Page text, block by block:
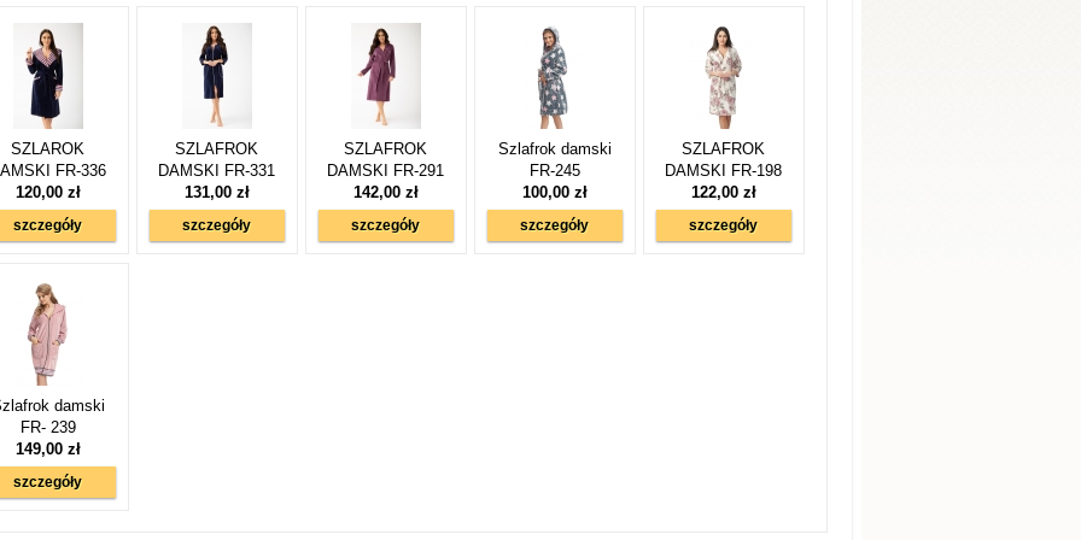
SZLAROK
FR-336
120,00 zł
szczegóły
SZLAFROK
DAMSKI FR-331
131,00 zł
szczegóły
SZLAFROK
DAMSKI FR-291
142,00 zł
szczegóły
Szlafrok damski
FR-245
100,00 zł
szczegóły
SZLAFROK
DAMSKI FR-198
122,00 zł
szczegóły
damski
FR- 239
149,00 zł
szczegóły